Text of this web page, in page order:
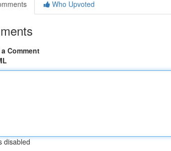
Who Upvoted
Comment
disabled